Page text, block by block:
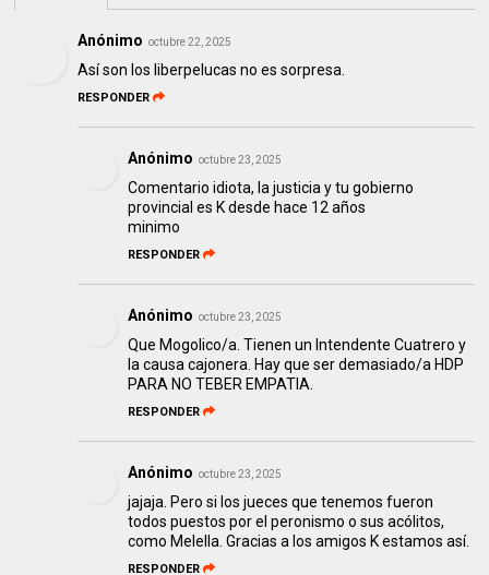
Anónimo octubre 22, 2025
Así son los liberpelucas no es sorpresa.
RESPONDER
Anónimo octubre 23, 2025
Comentario idiota, la justicia y tu gobierno
provincial es K desde hace 12 años
minimo
RESPONDER
Anónimo octubre 23, 2025
Que Mogolico/a. Tienen un Intendente Cuatrero y
la causa cajonera. Hay que ser demasiado/a HDP
PARA NO TEBER EMPATIA.
RESPONDER
Anónimo octubre 23, 2025
jajaja. Pero si los jueces que tenemos fueron
todos puestos por el peronismo o sus acólitos,
como Melella. Gracias a los amigos K estamos así.
RESPONDER